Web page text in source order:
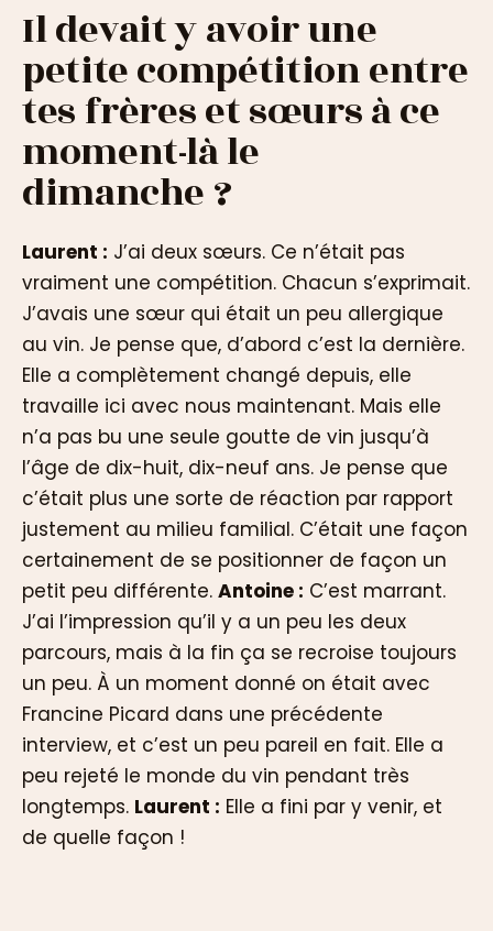
Il devait y avoir une
petite compétition entre
tes frères et sœurs à ce
moment-là le
dimanche ?
Laurent : J’ai deux sœurs. Ce n’était pas
vraiment une compétition. Chacun s’exprimait.
J’avais une sœur qui était un peu allergique
au vin. Je pense que, d’abord c’est la dernière.
Elle a complètement changé depuis, elle
travaille ici avec nous maintenant. Mais elle
n’a pas bu une seule goutte de vin jusqu’à
l’âge de dix-huit, dix-neuf ans. Je pense que
c’était plus une sorte de réaction par rapport
justement au milieu familial. C’était une façon
certainement de se positionner de façon un
petit peu différente. Antoine : C’est marrant.
J’ai l’impression qu’il y a un peu les deux
parcours, mais à la fin ça se recroise toujours
un peu. À un moment donné on était avec
Francine Picard dans une précédente
interview, et c’est un peu pareil en fait. Elle a
peu rejeté le monde du vin pendant très
longtemps. Laurent : Elle a fini par y venir, et
de quelle façon !